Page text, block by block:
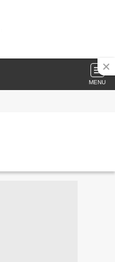
MENU